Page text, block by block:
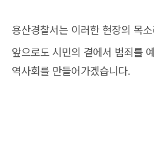
용산경찰서는 이러한 현장의 목
앞으로도 시민의 곁에서 범죄를
역사회를 만들어가겠습니다.